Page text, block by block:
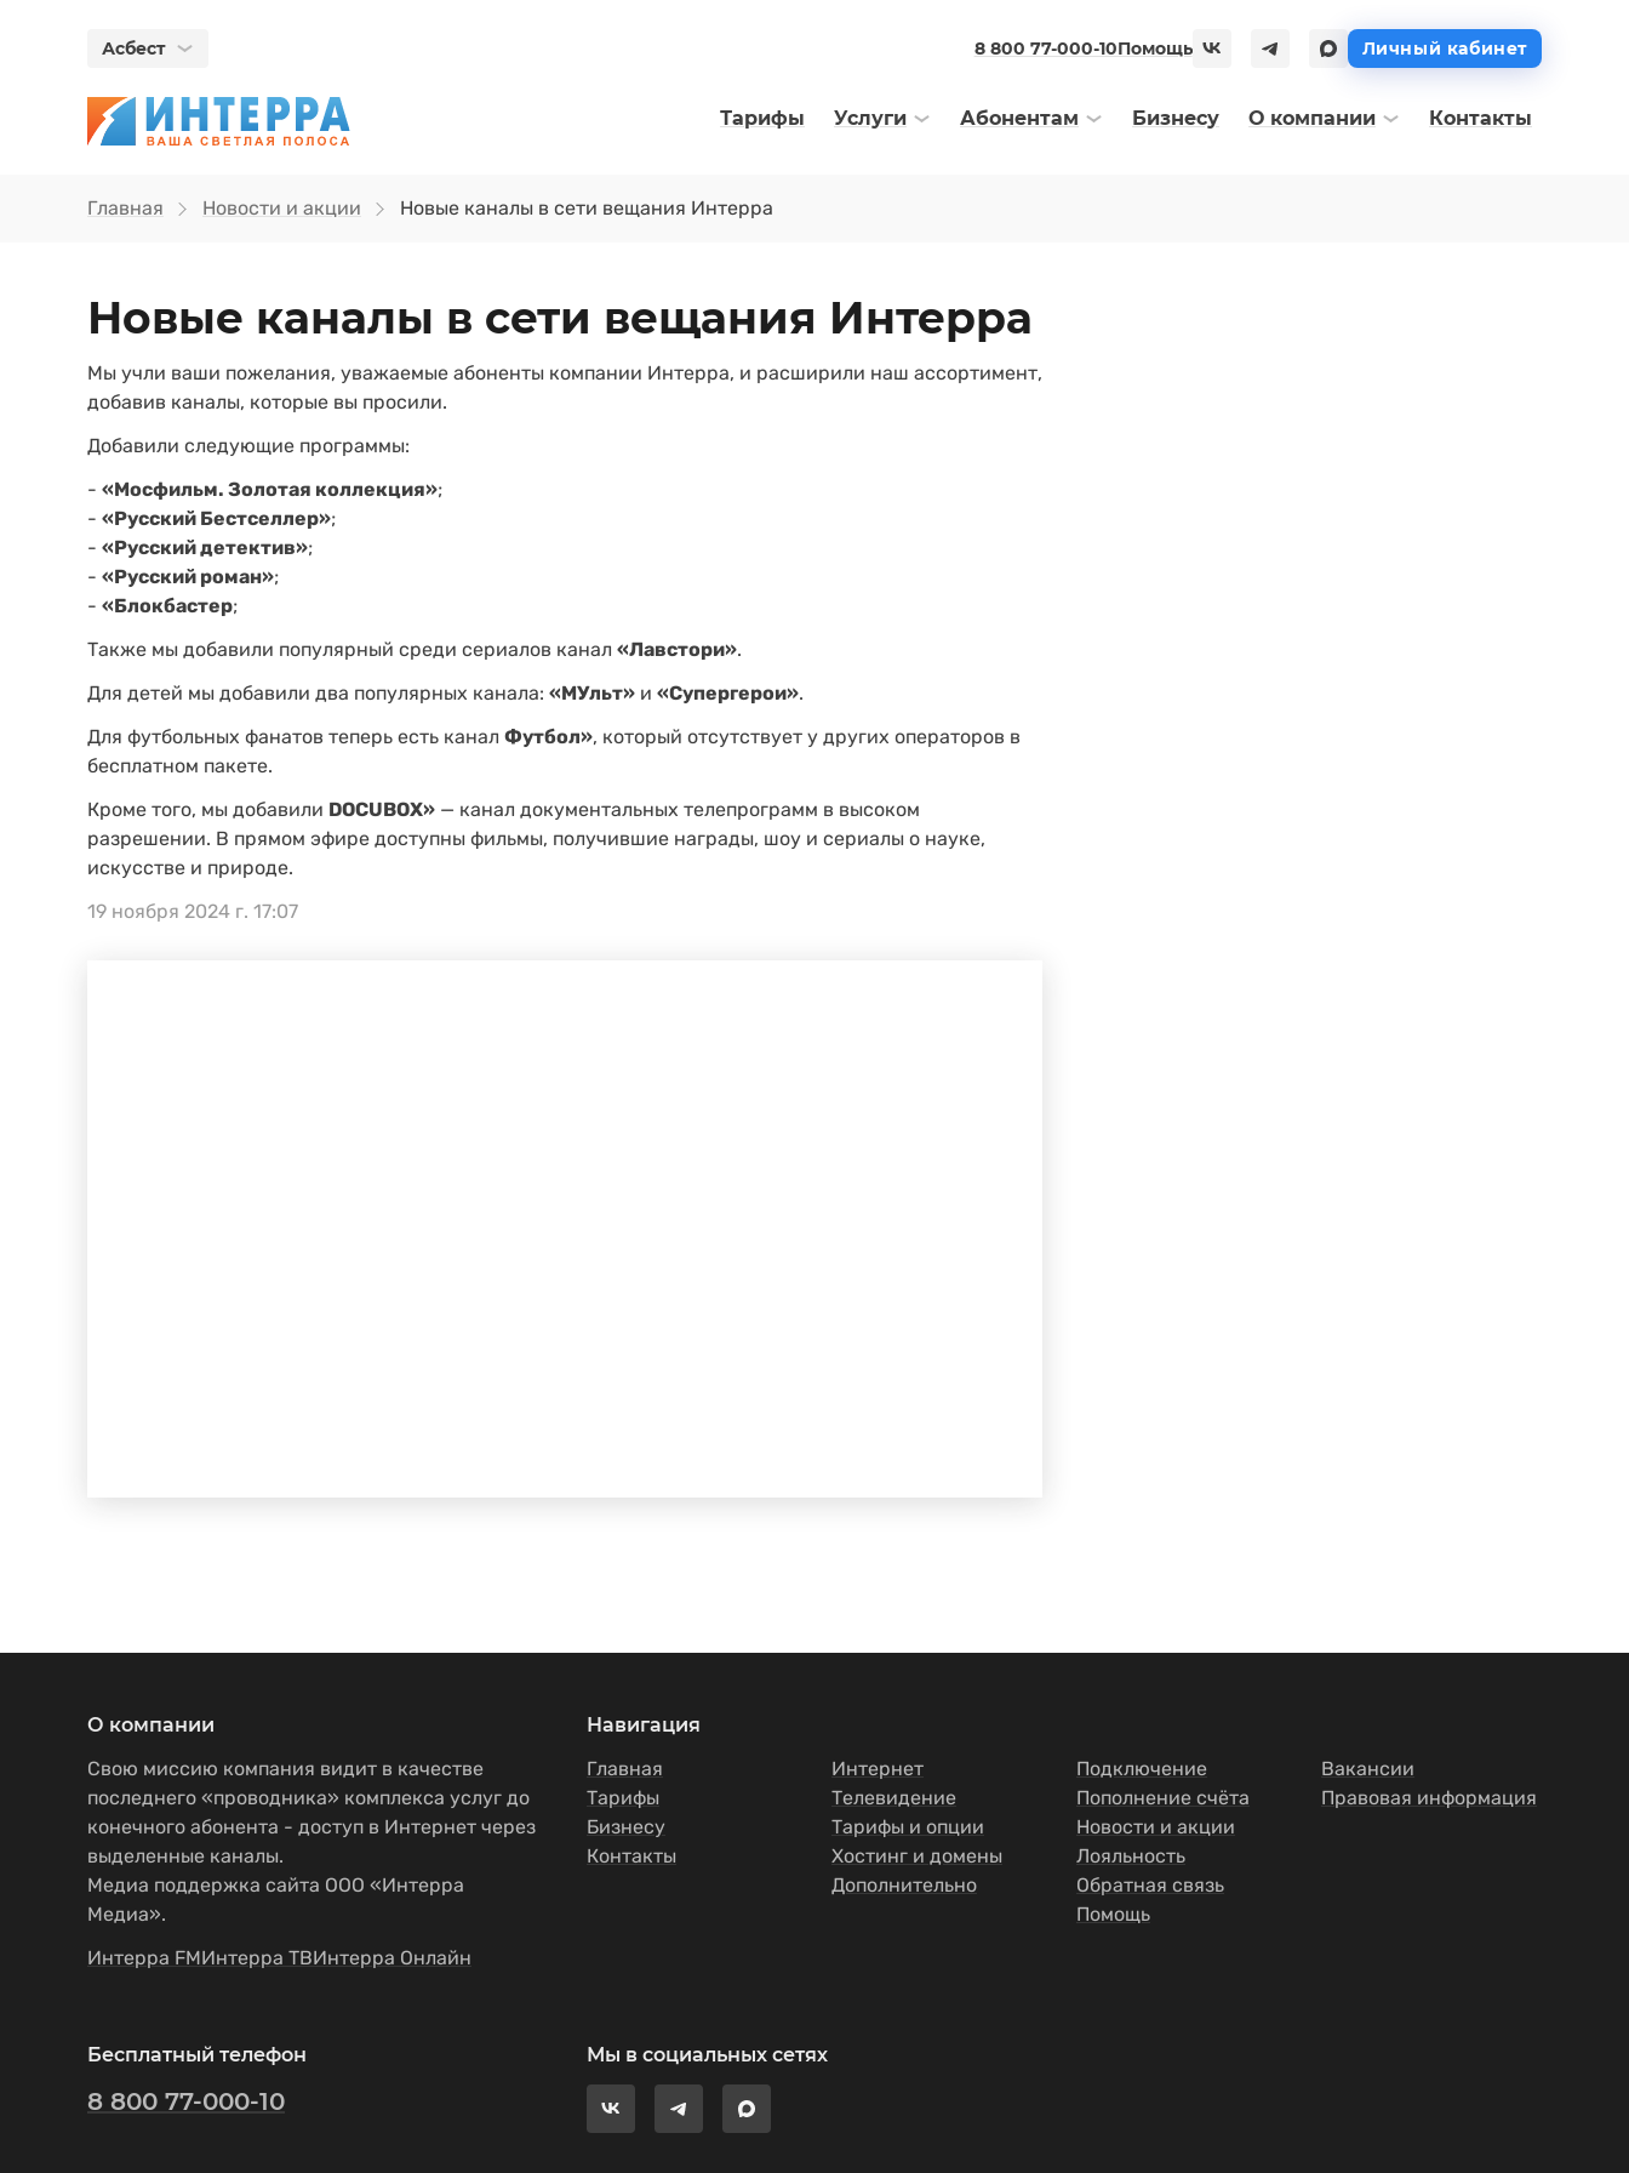
Асбест 8 800 77-000-10Помощь Личный кабинет
Тарифы Услуги Абонентам Бизнесу О компании Контакты
Главная Новости и акции Новые каналы в сети вещания Интерра
Новые каналы в сети вещания Интерра
Мы учли ваши пожелания, уважаемые абоненты компании Интерра, и расширили наш ассортимент,
добавив каналы, которые вы просили.
Добавили следующие программы:
- «Мосфильм. Золотая коллекция»;
- «Русский Бестселлер»;
- «Русский детектив»;
- «Русский роман»;
- «Блокбастер;
Также мы добавили популярный среди сериалов канал «Лавстори».
Для детей мы добавили два популярных канала: «МУльт» и «Супергерои».
Для футбольных фанатов теперь есть канал Футбол», который отсутствует у других операторов в
бесплатном пакете.
Кроме того, мы добавили DOCUBOX» — канал документальных телепрограмм в высоком
разрешении. В прямом эфире доступны фильмы, получившие награды, шоу и сериалы о науке,
искусстве и природе.
19 ноября 2024 г. 17:07
О компании
Свою миссию компания видит в качестве
последнего «проводника» комплекса услуг до
конечного абонента - доступ в Интернет через
выделенные каналы.
Медиа поддержка сайта ООО «Интерра
Медиа».
Интерра FMИнтерра ТВИнтерра Онлайн
Навигация
Главная
Тарифы
Бизнесу
Контакты
Интернет
Телевидение
Тарифы и опции
Хостинг и домены
Дополнительно
Подключение
Пополнение счёта
Новости и акции
Лояльность
Обратная связь
Помощь
Вакансии
Правовая информация
Бесплатный телефон
8 800 77-000-10
Мы в социальных сетях